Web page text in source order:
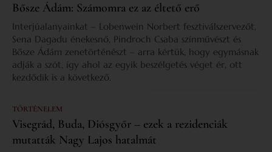
Bősze Ádám: Számomra ez az éltető erő
Interjúalanyainkat – Lobenwein Norbert fesztiválszervezőt,
Sena Dagadu énekesnő, Pindroch Csaba színművészt és
Bősze Ádám zenetörténészt – arra kértük, hogy egymásnak
adják a szót, így ahol az egyik beszélgetés véget ér, ott
kezdődik is a következő.
TÖRTÉNELEM
Visegrád, Buda, Diósgyőr – ezek a rezidenciák
mutatták Nagy Lajos hatalmát